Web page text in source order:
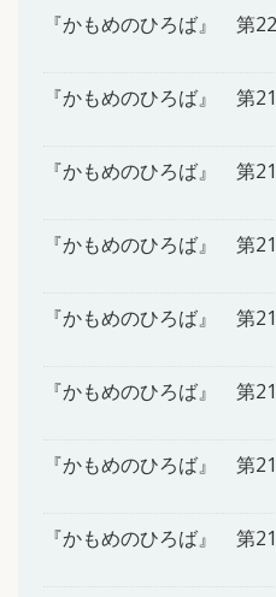
『かもめのひろば』 第
『かもめのひろば』 第
『かもめのひろば』 第
『かもめのひろば』 第
『かもめのひろば』 第
『かもめのひろば』 第
『かもめのひろば』 第
『かもめのひろば』 第